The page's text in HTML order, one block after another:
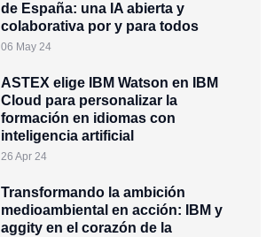
de España: una IA abierta y
colaborativa por y para todos
06 May 24
ASTEX elige IBM Watson en IBM
Cloud para personalizar la
formación en idiomas con
inteligencia artificial
26 Apr 24
Transformando la ambición
medioambiental en acción: IBM y
aggity en el corazón de la